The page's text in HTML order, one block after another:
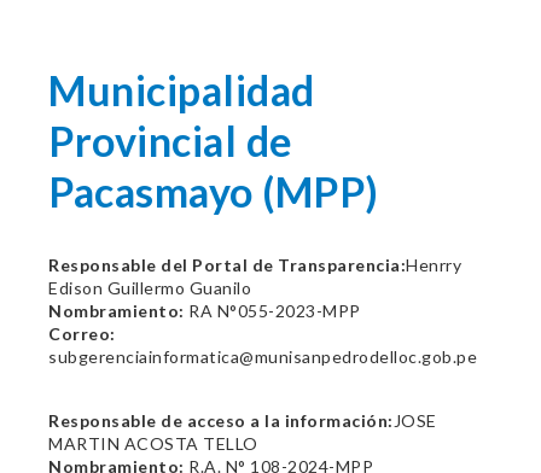
Municipalidad
Provincial de
Pacasmayo (MPP)
Responsable del Portal de Transparencia:Henrry
Edison Guillermo Guanilo
Nombramiento: RA N°055-2023-MPP
Correo:
subgerenciainformatica@munisanpedrodelloc.gob.pe
Responsable de acceso a la información: JOSE
MARTIN ACOSTA TELLO
Nombramiento: R.A. N° 108-2024-MPP